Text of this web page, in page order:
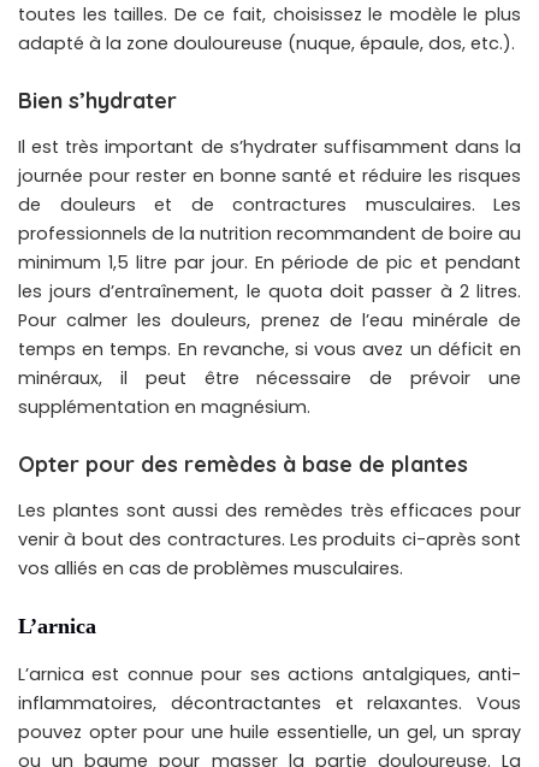
toutes les tailles. De ce fait, choisissez le modèle le plus
adapté à la zone douloureuse (nuque, épaule, dos, etc.).
Bien s’hydrater
Il est très important de s’hydrater suffisamment dans la
journée pour rester en bonne santé et réduire les risques
de douleurs et de contractures musculaires. Les
professionnels de la nutrition recommandent de boire au
minimum 1,5 litre par jour. En période de pic et pendant
les jours d’entraînement, le quota doit passer à 2 litres.
Pour calmer les douleurs, prenez de l’eau minérale de
temps en temps. En revanche, si vous avez un déficit en
minéraux, il peut être nécessaire de prévoir une
supplémentation en magnésium.
Opter pour des remèdes à base de plantes
Les plantes sont aussi des remèdes très efficaces pour
venir à bout des contractures. Les produits ci-après sont
vos alliés en cas de problèmes musculaires.
L’arnica
L’arnica est connue pour ses actions antalgiques, anti-
inflammatoires, décontractantes et relaxantes. Vous
pouvez opter pour une huile essentielle, un gel, un spray
ou un baume pour masser la partie douloureuse. La